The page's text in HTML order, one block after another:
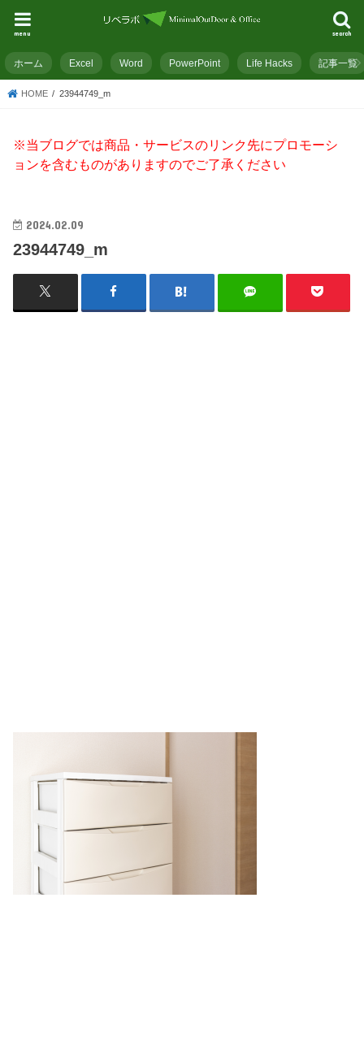
search
menu
ホーム Excel Word PowerPoint Life Hacks 記事一覧
HOME 23944749_m
※当ブログでは商品・サービスのリンク先にプロモーシ
ョンを含むものがありますのでご了承ください
2024.02.09
23944749_m